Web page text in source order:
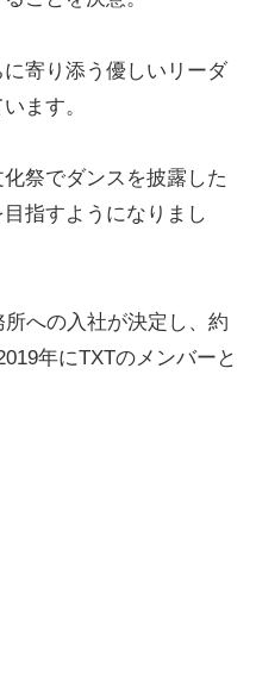
寄り添う優しいリーダ
ます。
祭でダンスを披露した
指すようになりまし
への入社が決定し、約
年にTXTのメンバーと